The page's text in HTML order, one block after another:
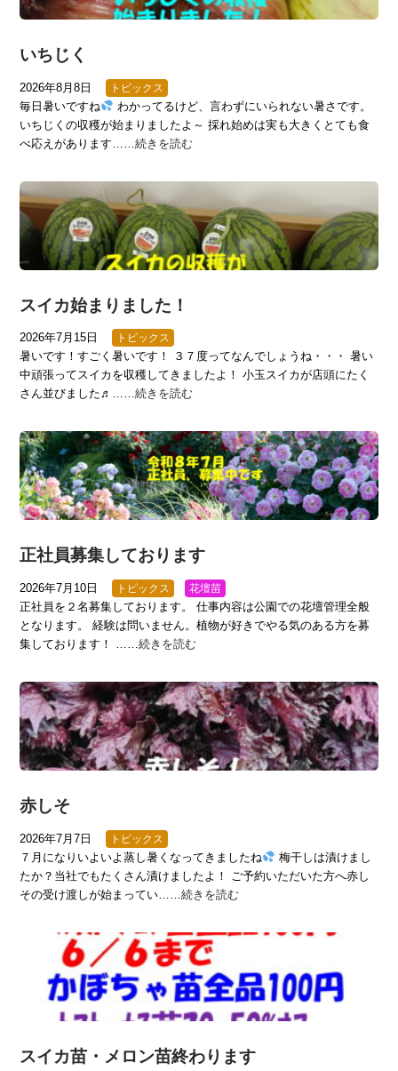
いちじく
2026年8月8日 トピックス
毎日暑いですね
わかってるけど、言わずにいられない暑さです。
いちじくの収穫が始まりましたよ～ 採れ始めは実も大きくとても食
べ応えがあります……続きを読む
スイカ始まりました！
2026年7月15日 トピックス
暑いです！すごく暑いです！ ３７度ってなんでしょうね・・・ 暑い
中頑張ってスイカを収穫してきましたよ！ 小玉スイカが店頭にたく
さん並びました♬……続きを読む
正社員募集しております
2026年7月10日 トピックス 花壇苗
正社員を２名募集しております。 仕事内容は公園での花壇管理全般
となります。 経験は問いません。植物が好きでやる気のある方を募
集しております！ ……続きを読む
赤しそ
2026年7月7日 トピックス
７月になりいよいよ蒸し暑くなってきましたね
梅干しは漬けまし
たか？当社でもたくさん漬けましたよ！ ご予約いただいた方へ赤し
その受け渡しが始まってい……続きを読む
スイカ苗・メロン苗終わります